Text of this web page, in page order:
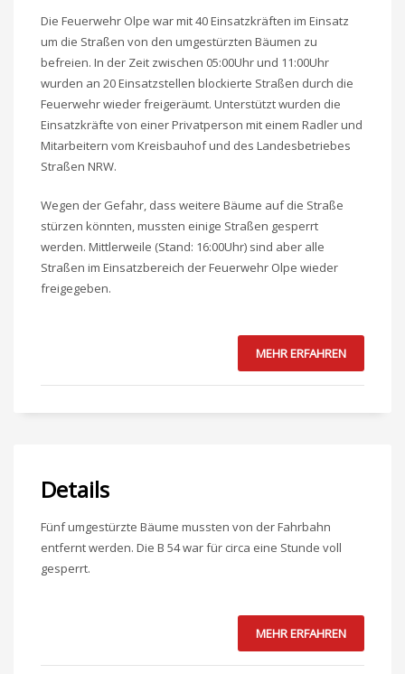
Die Feuerwehr Olpe war mit 40 Einsatzkräften im Einsatz
um die Straßen von den umgestürzten Bäumen zu
befreien. In der Zeit zwischen 05:00Uhr und 11:00Uhr
wurden an 20 Einsatzstellen blockierte Straßen durch die
Feuerwehr wieder freigeräumt. Unterstützt wurden die
Einsatzkräfte von einer Privatperson mit einem Radler und
Mitarbeitern vom Kreisbauhof und des Landesbetriebes
Straßen NRW.
Wegen der Gefahr, dass weitere Bäume auf die Straße
stürzen könnten, mussten einige Straßen gesperrt
werden. Mittlerweile (Stand: 16:00Uhr) sind aber alle
Straßen im Einsatzbereich der Feuerwehr Olpe wieder
freigegeben.
MEHR ERFAHREN
Details
Fünf umgestürzte Bäume mussten von der Fahrbahn
entfernt werden. Die B 54 war für circa eine Stunde voll
gesperrt.
MEHR ERFAHREN